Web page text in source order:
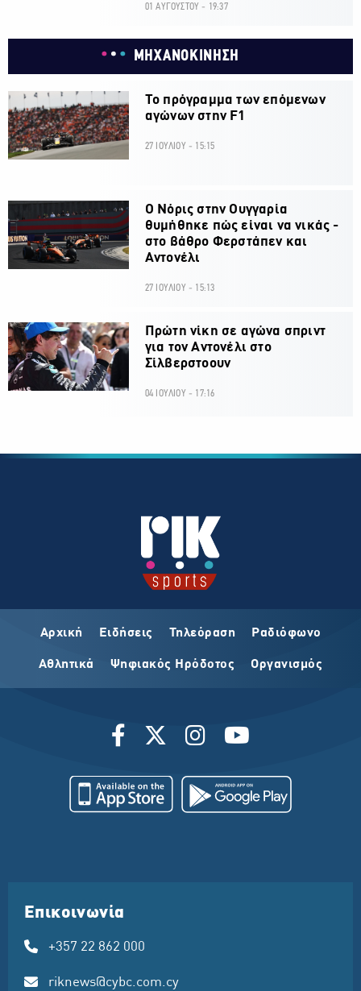
01 ΑΥΓΟΥΣΤΟΥ - 19:37
ΜΗΧΑΝΟΚΙΝΗΣΗ
Το πρόγραμμα των επόμενων
αγώνων στην F1
27 ΙΟΥΛΙΟΥ - 15:15
O Νόρις στην Ουγγαρία
θυμήθηκε πώς είναι να νικάς -
στο βάθρο Φερστάπεν και
Αντονέλι
27 ΙΟΥΛΙΟΥ - 15:13
Πρώτη νίκη σε αγώνα σπριντ
για τον Αντονέλι στο
Σίλβερστοουν
04 ΙΟΥΛΙΟΥ - 17:16
Αρχική Ειδήσεις Τηλεόραση Ραδιόφωνο
Αθλητικά Ψηφιακός Ηρόδοτος Οργανισμός
Επικοινωνία
+357 22 862 000
riknews@cybc.com.cy